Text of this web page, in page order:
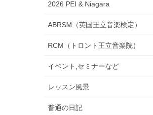
2026 PEI & Niagara
ABRSM（英国王立音楽検定）
RCM（トロント王立音楽院）
イベント,セミナーなど
レッスン風景
普通の日記